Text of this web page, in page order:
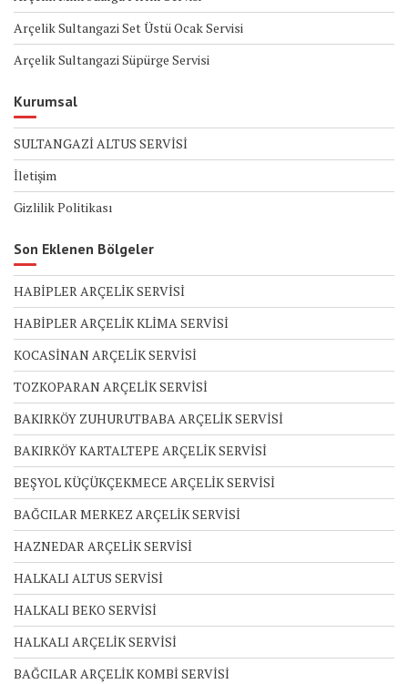
Arçelik Sultangazi Set Üstü Ocak Servisi
Arçelik Sultangazi Süpürge Servisi
Kurumsal
SULTANGAZİ ALTUS SERVİSİ
İletişim
Gizlilik Politikası
Son Eklenen Bölgeler
HABİPLER ARÇELİK SERVİSİ
HABİPLER ARÇELİK KLİMA SERVİSİ
KOCASİNAN ARÇELİK SERVİSİ
TOZKOPARAN ARÇELİK SERVİSİ
BAKIRKÖY ZUHURUTBABA ARÇELİK SERVİSİ
BAKIRKÖY KARTALTEPE ARÇELİK SERVİSİ
BEŞYOL KÜÇÜKÇEKMECE ARÇELİK SERVİSİ
BAĞCILAR MERKEZ ARÇELİK SERVİSİ
HAZNEDAR ARÇELİK SERVİSİ
HALKALI ALTUS SERVİSİ
HALKALI BEKO SERVİSİ
HALKALI ARÇELİK SERVİSİ
BAĞCILAR ARÇELİK KOMBİ SERVİSİ